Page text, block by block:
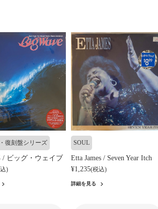
復刻盤シリーズ
/ ビッグ・ウェイブ
)
SOUL
Etta James / Seven Year Itch
¥1,235(税込)
詳細を見る